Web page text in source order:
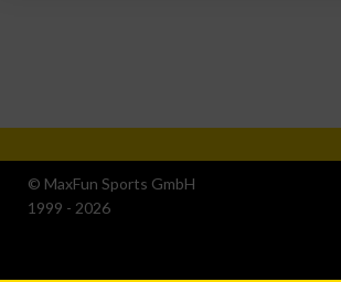
© MaxFun Sports GmbH
1999 - 2026
Erstellung von Profilen für
Verwendung von Profilen zur Auswahl
Erstellung von Profilen zur